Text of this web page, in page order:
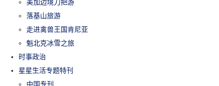
美加边境刀把游
落基山旅游
走进禽兽王国肯尼亚
魁北克冰雪之旅
时事政治
星星生活专题特刊
中国专刊